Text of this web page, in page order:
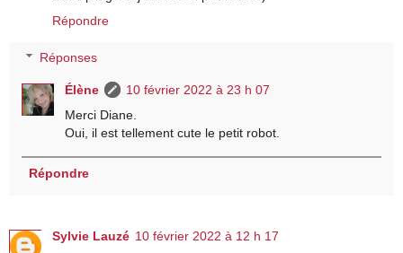
Répondre
Réponses
Élène
10 février 2022 à 23 h 07
Merci Diane.
Oui, il est tellement cute le petit robot.
Répondre
Sylvie Lauzé 10 février 2022 à 12 h 17